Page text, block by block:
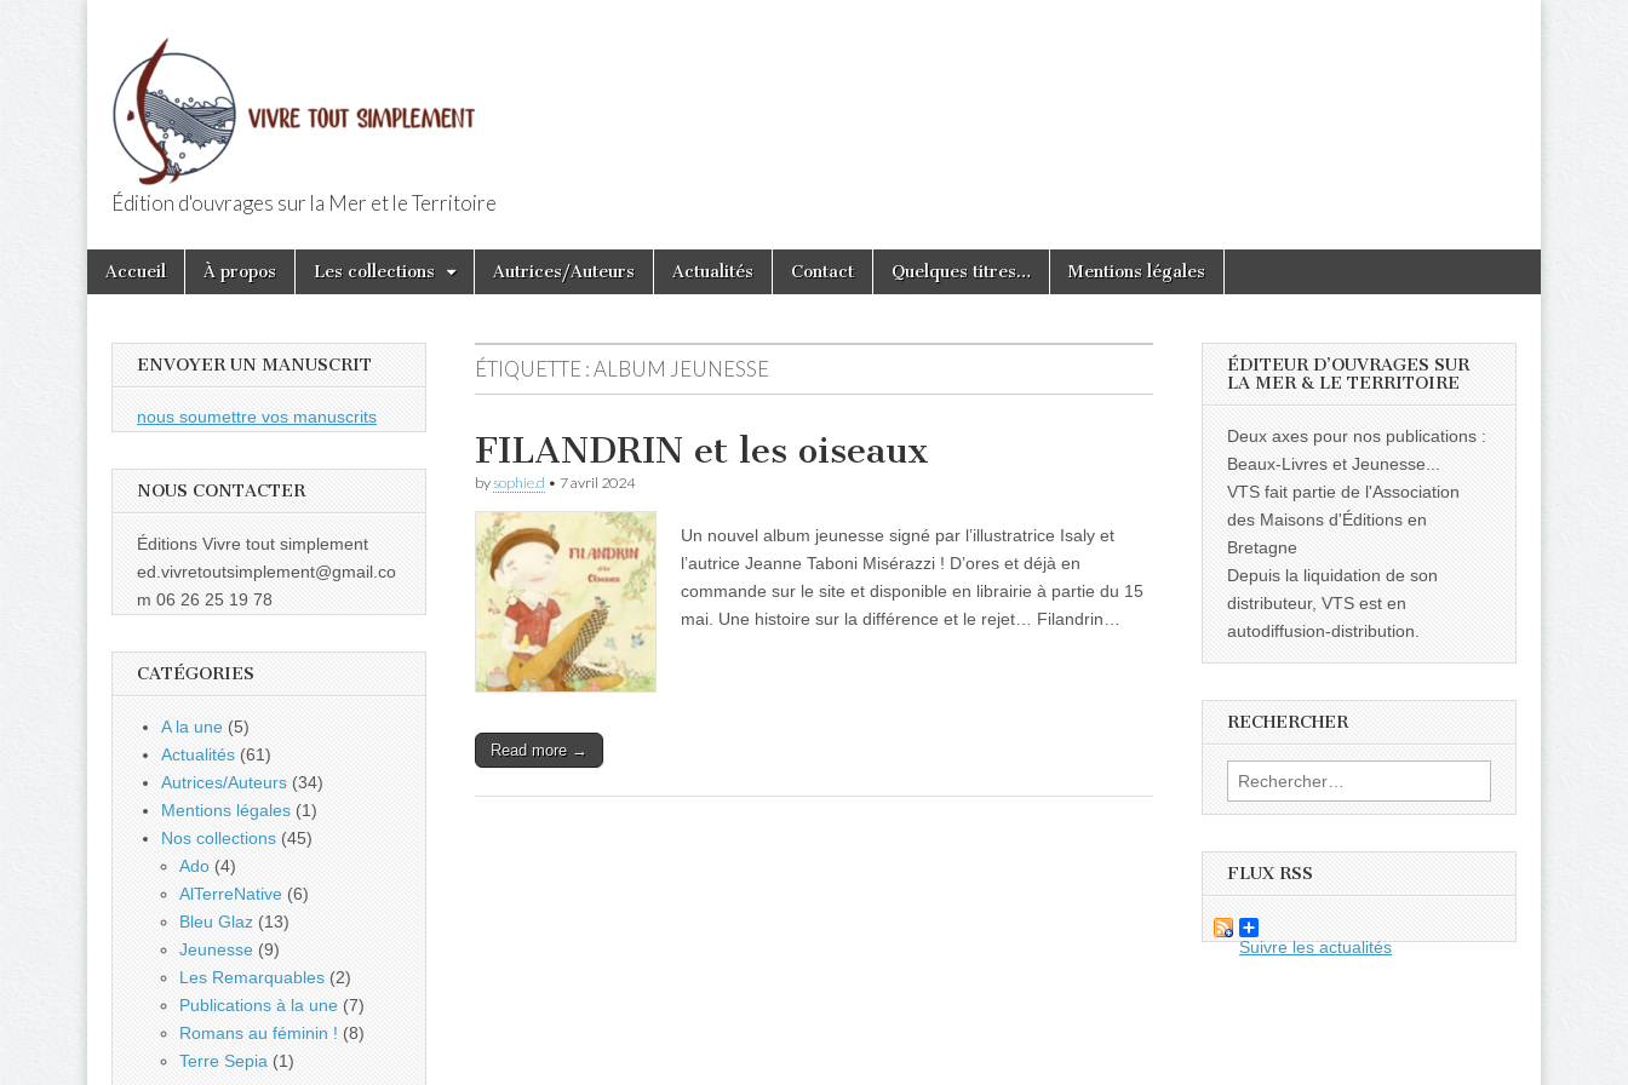
Editions Vivre Tout Simplement
Édition d'ouvrages sur la Mer et le Territoire
Main
menu
Skip
Accueil À propos Les collections Autrices/Auteurs Actualités Contact Quelques titres… Mentions légales
ÉTIQUETTE :ALBUM JEUNESSE
FILANDRIN et les oiseaux
bysophie.d • 7 avril 2024
Un nouvel album jeunesse signé par l’illustratrice Isaly et
l’autrice Jeanne Taboni Misérazzi ! D’ores et déjà en
commande sur le site et disponible en librairie à partie du 15
mai. Une histoire sur la différence et le rejet… Filandrin…
Read more →
ENVOYER UN MANUSCRIT
nous soumettre vos manuscrits
NOUS CONTACTER
Éditions Vivre tout simplement
ed.vivretoutsimplement@gmail.co
m 06 26 25 19 78
CATÉGORIES
A la une (5)
Actualités (61)
Autrices/Auteurs (34)
Mentions légales (1)
Nos collections (45)
Ado (4)
AlTerreNative (6)
Bleu Glaz (13)
Jeunesse (9)
Les Remarquables (2)
Publications à la une (7)
Romans au féminin ! (8)
Terre Sepia (1)
ÉDITEUR D’OUVRAGES SUR
LA MER & LE TERRITOIRE
Deux axes pour nos publications :
Beaux-Livres et Jeunesse...
VTS fait partie de l'Association
des Maisons d'Éditions en
Bretagne
Depuis la liquidation de son
distributeur, VTS est en
autodiffusion-distribution.
RECHERCHER
Rechercher :
FLUX RSS
Suivre les actualités